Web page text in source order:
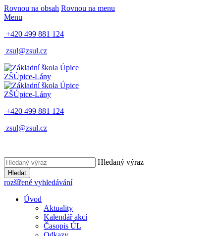
Rovnou na obsah Rovnou na menu
Menu
+420 499 881 124
zsul@zsul.cz
ZŠÚpice-Lány
ZŠÚpice-Lány
+420 499 881 124
zsul@zsul.cz
Hledaný výraz
Hledat
rozšířené vyhledávání
Úvod
Aktuality
Kalendář akcí
Časopis ÚL